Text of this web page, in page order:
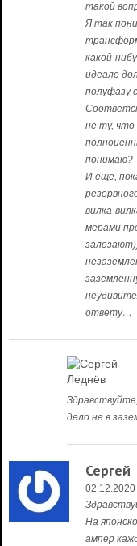
такой
Я так
какой-
идеале
полуфазу
не ту,
понимаю?
И еще,
вилка-
мерами
ответу…
дело не в
Сергей
02.12.2020
На
ампер